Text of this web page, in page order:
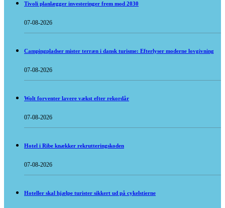
Tivoli planlægger investeringer frem mod 2030
07-08-2026
Campingpladser mister terræn i dansk turisme: Efterlyser moderne lovgivning
07-08-2026
Wolt forventer lavere vækst efter rekordår
07-08-2026
Hotel i Ribe knækker rekrutteringskoden
07-08-2026
Hoteller skal hjælpe turister sikkert ud på cykelstierne